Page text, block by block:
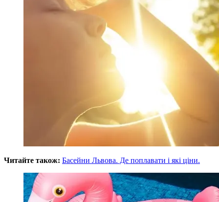
Читайте також: Басейни Львова. Де поплавати і які ціни.